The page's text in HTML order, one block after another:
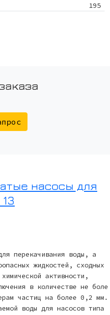
195
насосы для
перекачивания воды, а
жидкостей, сходных
активности,
в количестве не боле
частиц на более 0,2 мм.
воды для насосов типа